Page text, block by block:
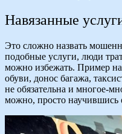
Навязанные
Это сложно назвать
подобные услуги, люди
можно избежать. Пример
обуви, донос багажа,
не обязательна и многое-
можно, просто научившись